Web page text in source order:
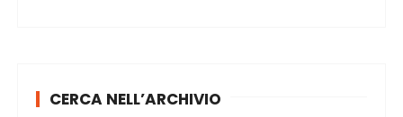
CERCA NELL’ARCHIVIO